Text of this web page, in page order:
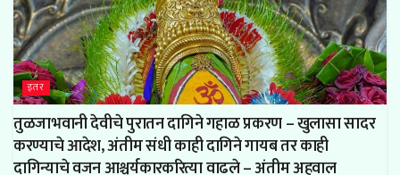
इतर
तुळजाभवानी देवीचे पुरातन दागिने गहाळ प्रकरण – खुलासा सादर
करण्याचे आदेश, अंतीम संधी काही दागिने गायब तर काही
दागिन्याचे वजन आश्चर्यकारकरित्या वाढले – अंतीम अहवाल